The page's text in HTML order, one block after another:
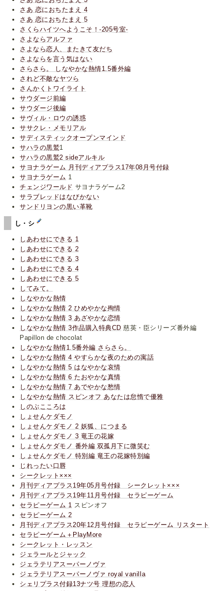
さあ 恋におちたまえ 4
さあ 恋におちたまえ 5
さくらハイツへようこそ！-205号室-
さよならアルファ
さよなら恋人、またきて友だち
さよならを言う気はない
さらさら。 しなやかな熱情1.5番外編
されど不敵なヤツら
さんかくトワイライト
サウダージ前編
サウダージ後編
サヴィル・ロウの誘惑
ササクレ・メモリアル
サディスティックオープンマインド
サハラの黒鷲1
サハラの黒鷲2 sideアルキル
サヨナラゲーム 月刊ディアプラス17年08月号付録
サヨナラゲーム 1
チェンジワールド サヨナラゲーム2
サラブレッドはなびかない
サンドリヨンの黒い革靴
し・シ
しあわせにできる 1
しあわせにできる 2
しあわせにできる 3
しあわせにできる 4
しあわせにできる 5
してみて。
しなやかな熱情
しなやかな熱情 2 ひめやかな殉情
しなやかな熱情 3 あざやかな恋情
しなやかな熱情 3作品購入特典CD 慈英・臣シリーズ番外編
Papillon de chocolat
しなやかな熱情1.5番外編 さらさら。
しなやかな熱情 4 やすらかな夜のための寓話
しなやかな熱情 5 はなやかな哀情
しなやかな熱情 6 たおやかな真情
しなやかな熱情 7 あでやかな愁情
しなやかな熱情 スピンオフ あなたは怠惰で優雅
しのぶこころは
しょせんケダモノ
しょせんケダモノ 2 妖狐、につまる
しょせんケダモノ 3 竜王の花嫁
しょせんケダモノ 番外編 双孤月下に微笑む
しょせんケダモノ 特別編 竜王の花嫁特別編
じれったい口唇
シークレット×××
月刊ディアプラス19年05月号付録 シークレット×××
月刊ディアプラス19年11月号付録 セラピーゲーム
セラピーゲーム 1 スピンオフ
セラピーゲーム 2
月刊ディアプラス20年12月号付録 セラピーゲーム リスタート
セラピーゲーム＋PlayMore
シークレット・レッスン
ジェラールとジャック
ジェラテリアスーパーノヴァ
ジェラテリアスーパーノヴァ royal vanilla
シェリプラス付録13ナツ号 理想の恋人